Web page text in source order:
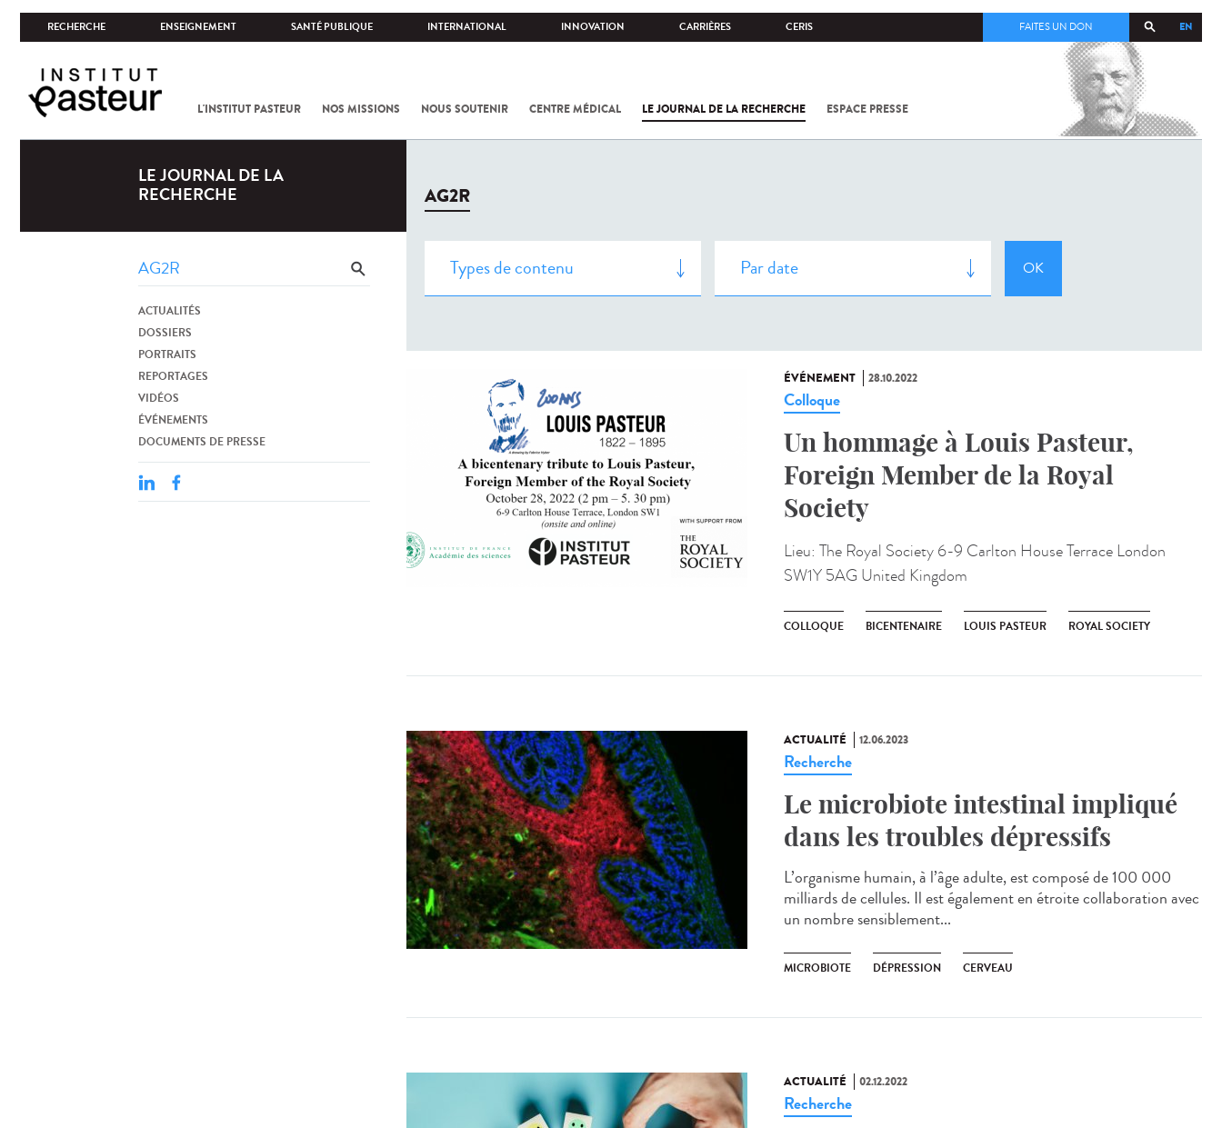
RECHERCHE ENSEIGNEMENT SANTÉ PUBLIQUE INTERNATIONAL INNOVATION CARRIÈRES CERIS EN
FAITES UN DON
L'INSTITUT PASTEUR NOS MISSIONS NOUS SOUTENIR CENTRE MÉDICAL LE JOURNAL DE LA RECHERCHE ESPACE PRESSE
COV-2 /
LE JOURNAL DE LA
RECHERCHE
ACTUALITÉS
DOSSIERS
PORTRAITS
REPORTAGES
VIDÉOS
ÉVÉNEMENTS
DOCUMENTS DE PRESSE
AG2R
ÉVÉNEMENT 28.10.2022
Colloque
Un hommage à Louis Pasteur,
Foreign Member de la Royal
Society
Lieu: The Royal Society 6-9 Carlton House Terrace London
SW1Y 5AG United Kingdom
COLLOQUE BICENTENAIRE LOUIS PASTEUR ROYAL SOCIETY
ACTUALITÉ 12.06.2023
Recherche
Le microbiote intestinal impliqué
dans les troubles dépressifs
L’organisme humain, à l’âge adulte, est composé de 100 000
milliards de cellules. Il est également en étroite collaboration avec
un nombre sensiblement...
MICROBIOTE DÉPRESSION CERVEAU
ACTUALITÉ 02.12.2022
Recherche